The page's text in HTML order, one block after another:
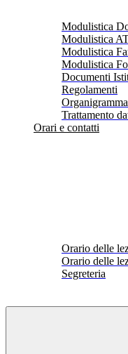
Modulistica
Modulistica
Modulistica
Modulistica
Documenti
Regolamenti
Trattamento
Orari e contatti
Orario delle
Orario delle
Segreteria